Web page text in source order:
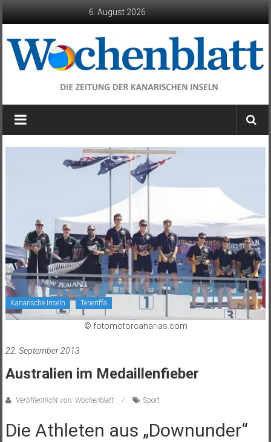
6. August 2026
Wochenblatt
die
Kanarische Inseln Teneriffa
© fotomotorcanarias.com
22. September 2013
Australien im Medaillenfieber
Veröffentlicht von: Wochenblatt Sport
Die Athleten aus „Downunder“